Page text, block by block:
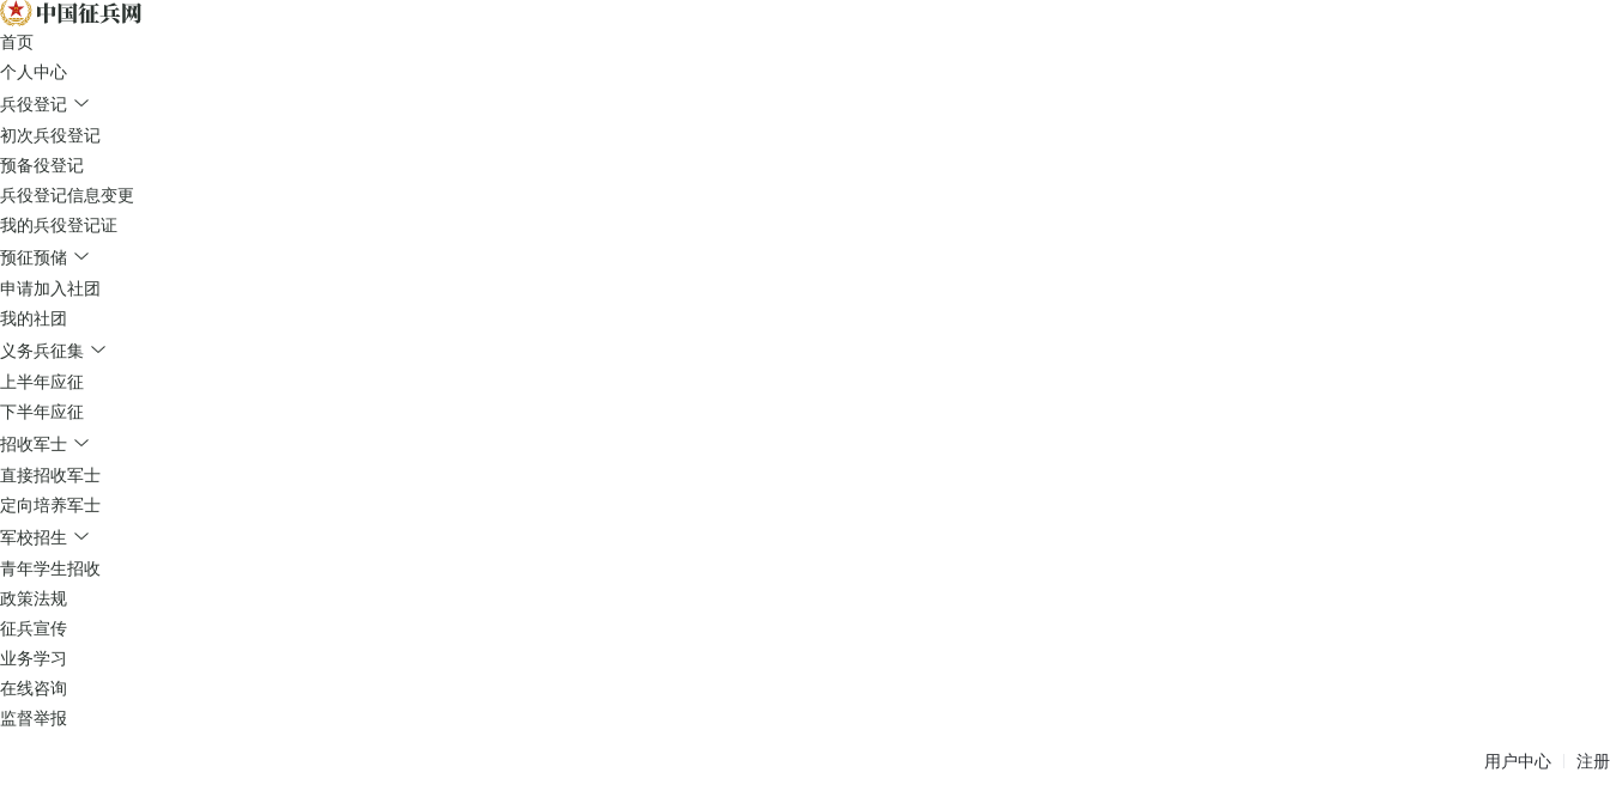
首页
个人中心
兵役登记
初次兵役登记
预备役登记
兵役登记信息变更
我的兵役登记证
预征预储
申请加入社团
我的社团
义务兵征集
上半年应征
下半年应征
招收军士
直接招收军士
定向培养军士
军校招生
青年学生招收
政策法规
征兵宣传
业务学习
在线咨询
监督举报
用户中心
注册